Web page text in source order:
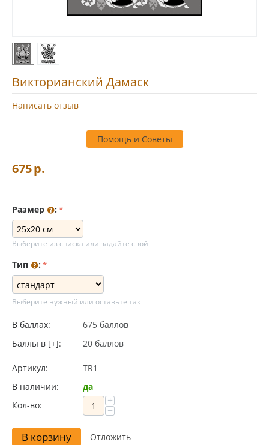
Викторианский Дамаск
Написать отзыв
Помощь и Советы
675р.
Размер :
Выберите из списка или задайте свой
Тип :
Выберите нужный или оставьте так
В баллах:
675 баллов
Баллы в [+]:
20 баллов
Артикул:
TR1
В наличии:
да
Кол-во:
+
−
В корзину Отложить